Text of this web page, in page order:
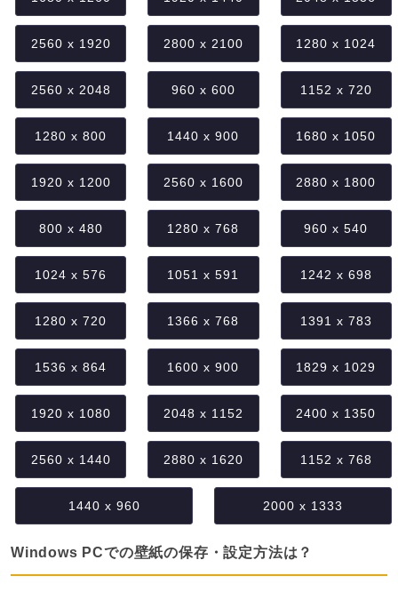
2560 x 1920 2800 x 2100 1280 x 1024
2560 x 2048 960 x 600 1152 x 720
1280 x 800 1440 x 900 1680 x 1050
1920 x 1200 2560 x 1600 2880 x 1800
800 x 480 1280 x 768 960 x 540
1024 x 576 1051 x 591 1242 x 698
1280 x 720 1366 x 768 1391 x 783
1536 x 864 1600 x 900 1829 x 1029
1920 x 1080 2048 x 1152 2400 x 1350
2560 x 1440 2880 x 1620 1152 x 768
1440 x 960 2000 x 1333
Windows PCでの壁紙の保存・設定方法は？